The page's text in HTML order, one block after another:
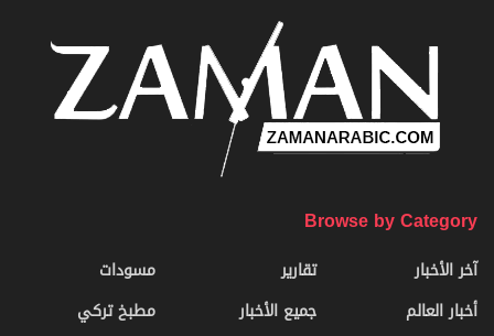
Browse by Category
آخر الأخبار
أخبار العالم
تقارير
جميع الأخبار
مسودات
مطبخ تركي